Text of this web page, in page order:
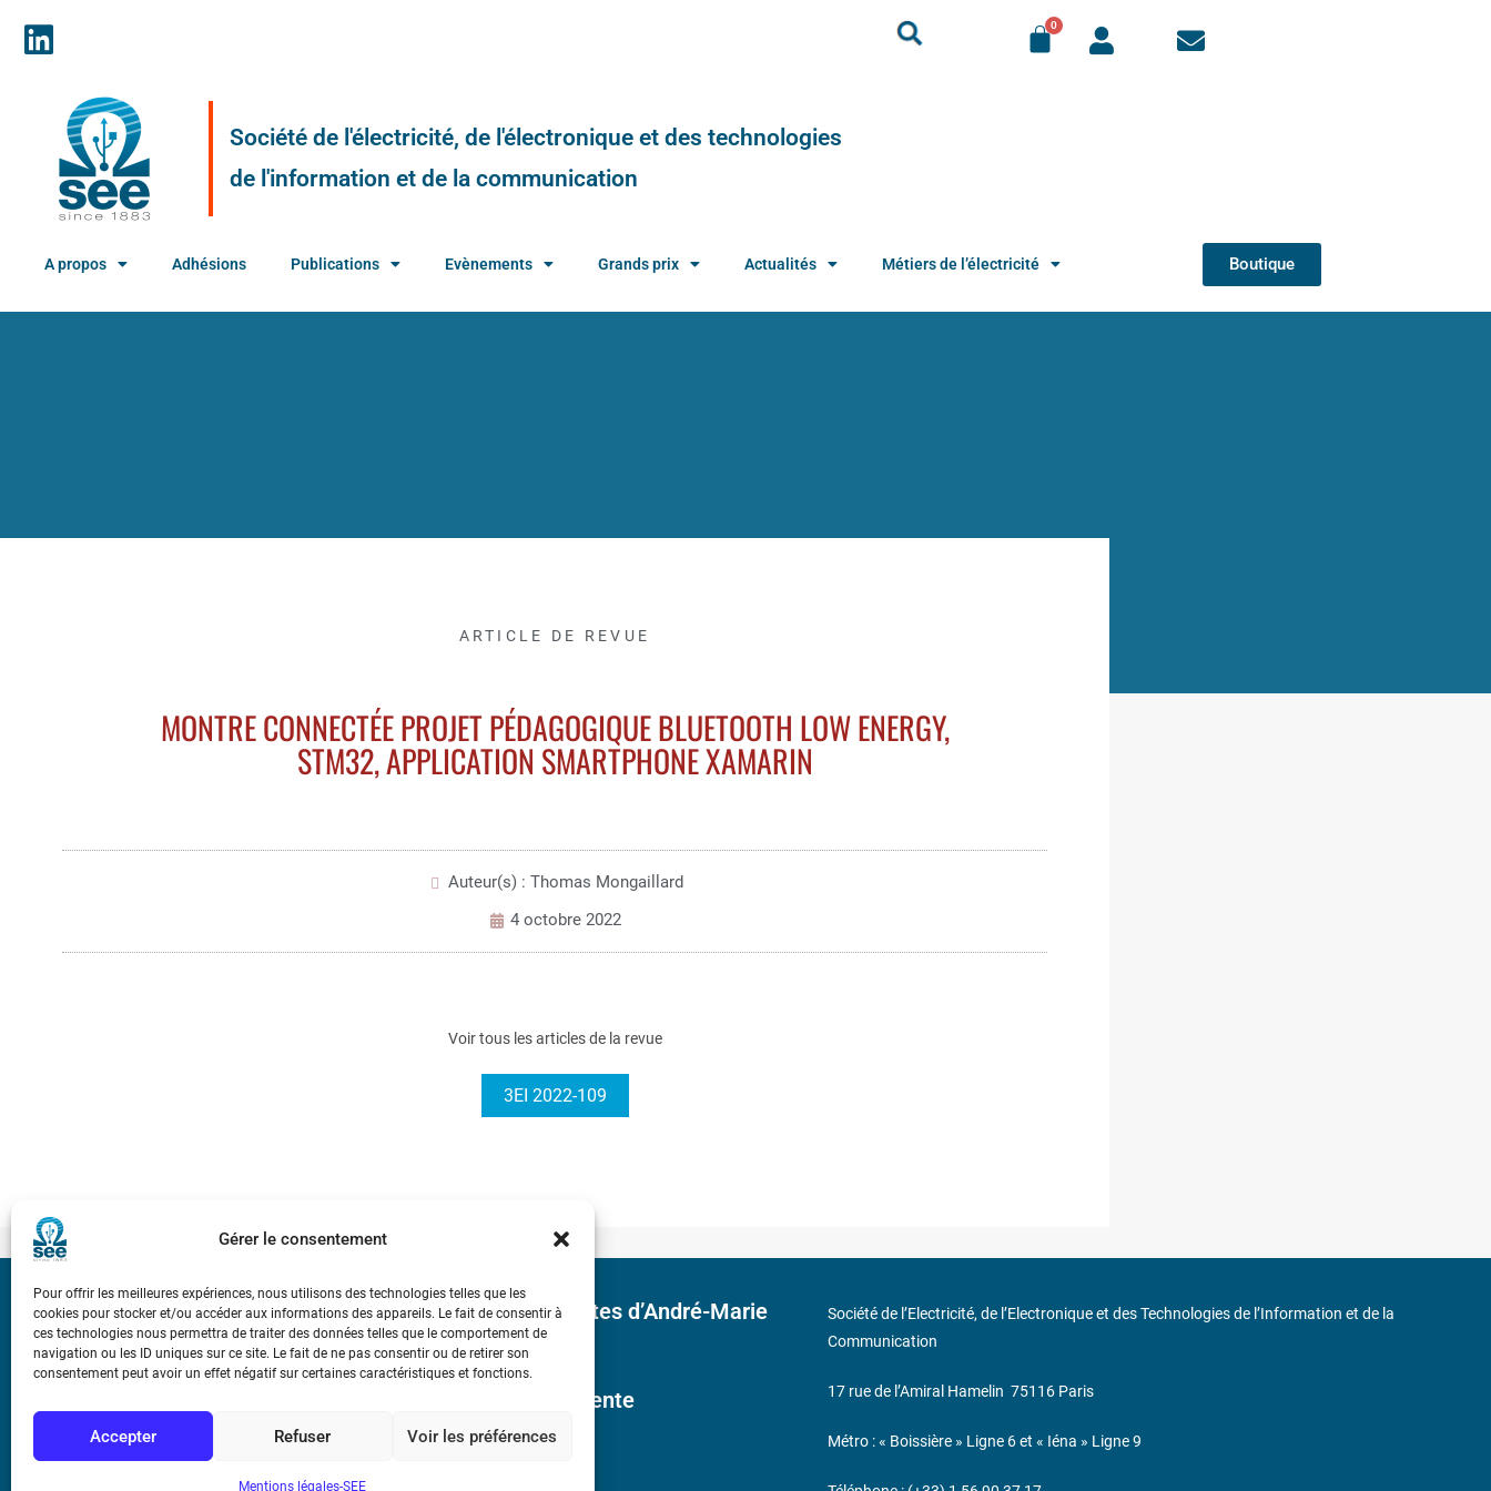
Gérer le consentement
Pour offrir les meilleures expériences, nous utilisons des technologies telles que les
cookies pour stocker et/ou accéder aux informations des appareils. Le fait de consentir à
ces technologies nous permettra de traiter des données telles que le comportement de
navigation ou les ID uniques sur ce site. Le fait de ne pas consentir ou de retirer son
consentement peut avoir un effet négatif sur certaines caractéristiques et fonctions.
Accepter Refuser Voir les préférences
Mentions légales-SEE
Société de l'électricité, de l'électronique et des technologies
de l'information et de la communication
A propos Adhésions Publications Evènements Grands prix Actualités Métiers de l’électricité Boutique
ARTICLE DE REVUE
MONTRE CONNECTÉE PROJET PÉDAGOGIQUE BLUETOOTH LOW ENERGY,
STM32, APPLICATION SMARTPHONE XAMARIN
Auteur(s) : Thomas Mongaillard
4 octobre 2022
Voir tous les articles de la revue
3EI 2022-109
Bicentenaire des découvertes d’André-Marie
Ampère
Conditions Générales de Vente
Société de l’Electricité, de l’Electronique et des Technologies de l’Information et de la
Communication
17 rue de l’Amiral Hamelin 75116 Paris
Métro : « Boissière » Ligne 6 et « Iéna » Ligne 9